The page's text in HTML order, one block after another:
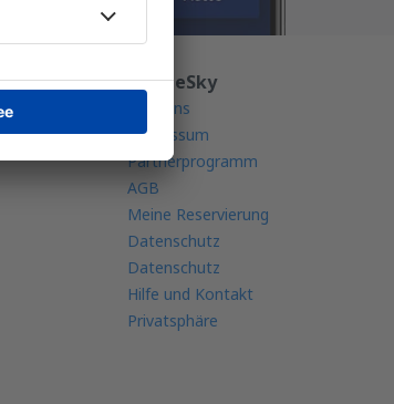
Über eSky
Über uns
Impressum
Partnerprogramm
AGB
Meine Reservierung
Datenschutz
Datenschutz
Hilfe und Kontakt
Privatsphäre